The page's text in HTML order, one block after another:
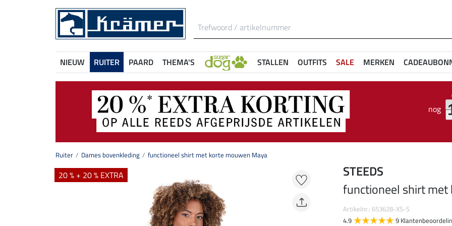
NIEUW RUITER PAARD THEMA'S STALLEN OUTFITS SALE MERKEN
nog
Ruiter Dames bovenkleding functioneel shirt met korte mouwen Maya
20 % + 20 % EXTRA
STEEDS
functioneel shirt
Artikelnr.: 653628-XS-S
4.9
9